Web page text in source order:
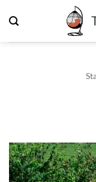
Inhalt
springen